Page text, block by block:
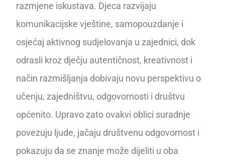
razmjene iskustava. Djeca razvijaju
komunikacijske vještine, samopouzdanje i
osjećaj aktivnog sudjelovanja u zajednici, dok
odrasli kroz dječju autentičnost, kreativnost i
način razmišljanja dobivaju novu perspektivu o
učenju, zajedništvu, odgovornosti i društvu
općenito. Upravo zato ovakvi oblici suradnje
povezuju ljude, jačaju društvenu odgovornost i
pokazuju da se znanje može dijeliti u oba